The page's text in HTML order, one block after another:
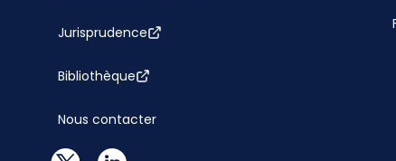
Jurisprudence
Bibliothèque
Nous contacter